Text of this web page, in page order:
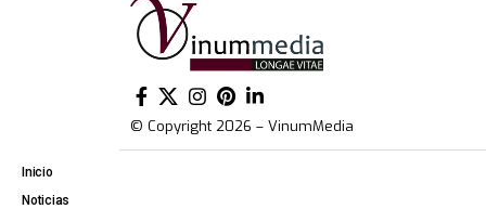
© Copyright 2026 – VinumMedia
Inicio
Noticias